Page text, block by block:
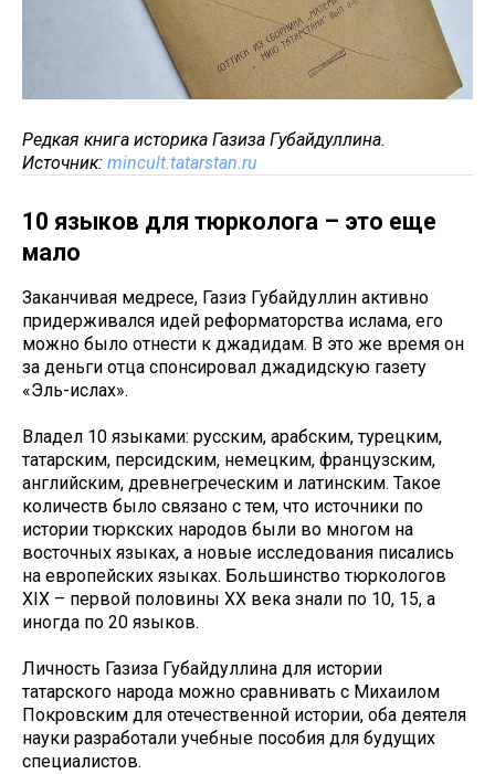
Редкая книга историка Газиза Губайдуллина.
Источник: mincult.tatarstan.ru
10 языков для тюрколога – это еще
мало
Заканчивая медресе, Газиз Губайдуллин активно
придерживался идей реформаторства ислама, его
можно было отнести к джадидам. В это же время он
за деньги отца спонсировал джадидскую газету
«Эль-ислах».
Владел 10 языками: русским, арабским, турецким,
татарским, персидским, немецким, французским,
английским, древнегреческим и латинским. Такое
количеств было связано с тем, что источники по
истории тюркских народов были во многом на
восточных языках, а новые исследования писались
на европейских языках. Большинство тюркологов
XIX – первой половины XX века знали по 10, 15, а
иногда по 20 языков.
Личность Газиза Губайдуллина для истории
татарского народа можно сравнивать с Михаилом
Покровским для отечественной истории, оба деятеля
науки разработали учебные пособия для будущих
специалистов.